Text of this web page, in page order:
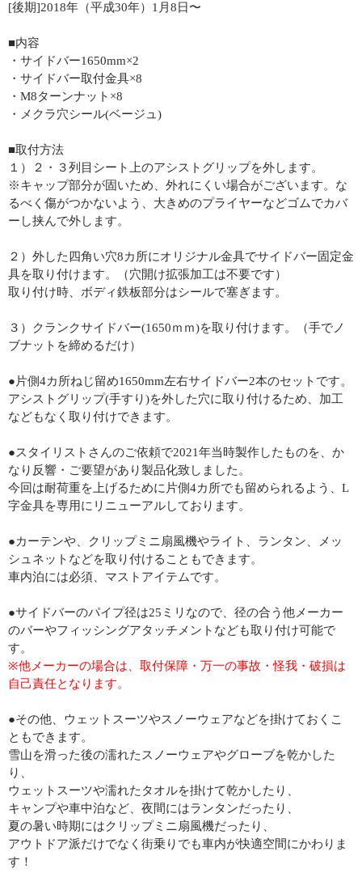
[後期]2018年（平成30年）1月8日〜
■内容
・サイドバー1650mm×2
・サイドバー取付金具×8
・M8ターンナット×8
・メクラ穴シール(ベージュ)
■取付方法
１）２・３列目シート上のアシストグリップを外します。
※キャップ部分が固いため、外れにくい場合がございます。な
るべく傷がつかないよう、大きめのプライヤーなどゴムでカバ
ーし挟んで外します。
２）外した四角い穴8カ所にオリジナル金具でサイドバー固定金
具を取り付けます。（穴開け拡張加工は不要です）
取り付け時、ボディ鉄板部分はシールで塞ぎます。
３）クランクサイドバー(1650ｍｍ)を取り付けます。（手でノ
ブナットを締めるだけ）
●片側4カ所ねじ留め1650mm左右サイドバー2本のセットです。
アシストグリップ(手すり)を外した穴に取り付けるため、加工
などもなく取り付けできます。
●スタイリストさんのご依頼で2021年当時製作したものを、か
なり反響・ご要望があり製品化致しました。
今回は耐荷重を上げるために片側4カ所でも留められるよう、L
字金具を専用にリニューアルしております。
●カーテンや、クリップミニ扇風機やライト、ランタン、メッ
シュネットなどを取り付けることもできます。
車内泊には必須、マストアイテムです。
●サイドバーのパイプ径は25ミリなので、径の合う他メーカー
のバーやフィッシングアタッチメントなども取り付け可能で
す。
※他メーカーの場合は、取付保障・万一の事故・怪我・破損は
自己責任となります。
●その他、ウェットスーツやスノーウェアなどを掛けておくこ
ともできます。
雪山を滑った後の濡れたスノーウェアやグローブを乾かした
り、
ウェットスーツや濡れたタオルを掛けて乾かしたり、
キャンプや車中泊など、夜間にはランタンだったり、
夏の暑い時期にはクリップミニ扇風機だったり、
アウトドア派だけでなく街乗りでも車内が快適空間にかわりま
す！